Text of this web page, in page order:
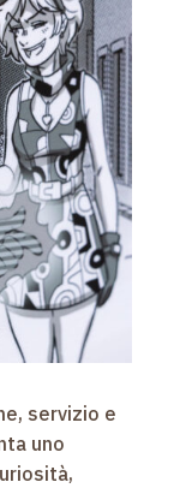
servizio e
uno